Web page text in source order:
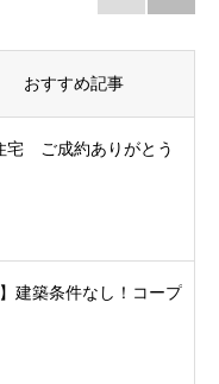
おすすめ記事
宅 ご成約ありがとう
建築条件なし！コープ